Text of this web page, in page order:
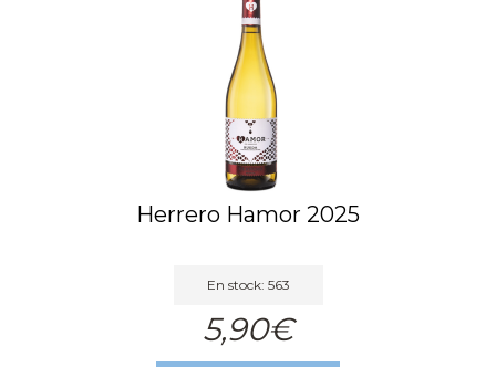
Herrero Hamor 2025
En stock: 563
5,90€